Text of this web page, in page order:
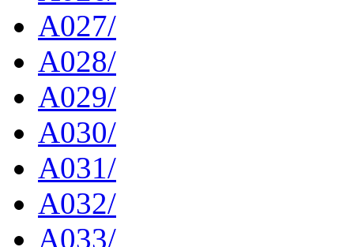
A027/
A028/
A029/
A030/
A031/
A032/
A033/